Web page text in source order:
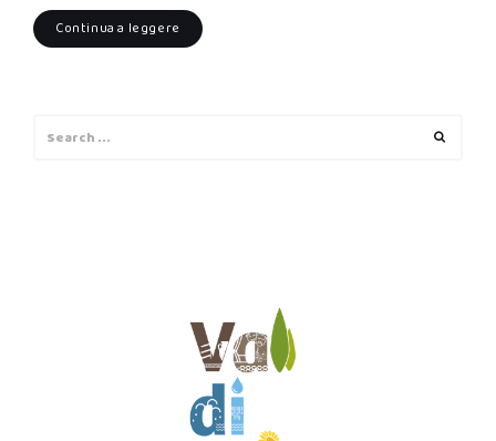
Continua a leggere
for: